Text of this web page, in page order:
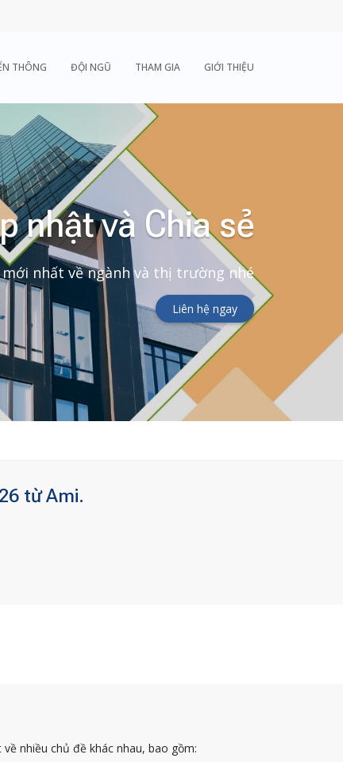
THÔNG ĐỘI NGŨ THAM GIA GIỚI THIỆU
nhật và Chia sẻ
nhất về ngành và thị trường nhé
Liên hệ ngay
từ Ami.
nhiều chủ đề khác nhau, bao gồm: